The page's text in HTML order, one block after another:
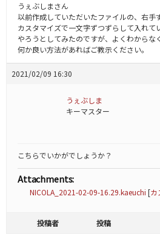
うぇぶしまさん
以前作成していただいたファイルの、右手
カスタマイズで一文字ずつずらして入れて
やろうとしてみたのですが、よくわからな
何か良い方法があればご教示ください。
2021/02/09 16:30
うぇぶしま
キーマスター
こちらでいかがでしょうか？
Attachments:
NICOLA_2021-02-09-16.29.kaeuchi [カ
投稿者 投稿